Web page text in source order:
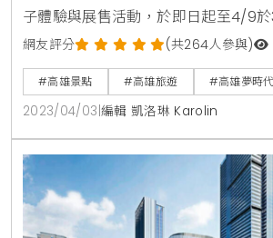
子體驗與展售活動，於即日起至4/9
為期10天的「多美火車節-鐵道之旅
劃三大主題，包含富有教育性質的「
示區」、適合闔家共同遊玩的「
遊戲區」，以及「免費試玩區」等，
場。夢時代3F蛋型空間現正在舉辦的
除展示多種台灣版經典鐵道組，今年
T
網友評分 (共264人參與)
#高雄景點 #高雄旅遊 #高雄夢時代
2023/04/03 編輯 凱洛琳 Karolin